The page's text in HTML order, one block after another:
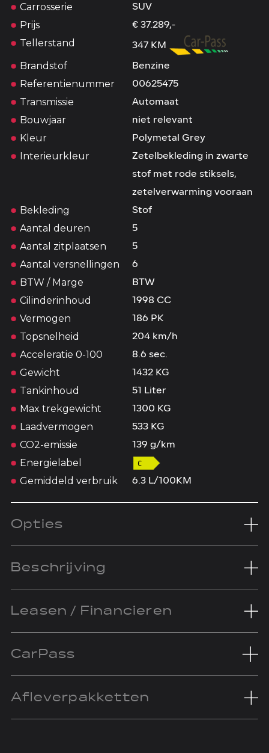
Carrosserie SUV
Prijs € 37.289,-
Tellerstand 347 KM
Brandstof Benzine
Referentienummer 00625475
Transmissie Automaat
Bouwjaar niet relevant
Kleur Polymetal Grey
Interieurkleur
Zetelbekleding in zwarte
stof met rode stiksels,
zetelverwarming vooraan
Bekleding Stof
Aantal deuren 5
Aantal zitplaatsen 5
Aantal versnellingen 6
BTW / Marge BTW
Cilinderinhoud 1998 CC
Vermogen 186 PK
Topsnelheid 204 km/h
Acceleratie 0-100 8.6 sec.
Gewicht 1432 KG
Tankinhoud 51 Liter
Max trekgewicht 1300 KG
Laadvermogen 533 KG
CO2-emissie 139 g/km
Energielabel
Gemiddeld verbruik
6.3 L/100KM
Opties
Beschrijving
Leasen / Financieren
CarPass
Afleverpakketten